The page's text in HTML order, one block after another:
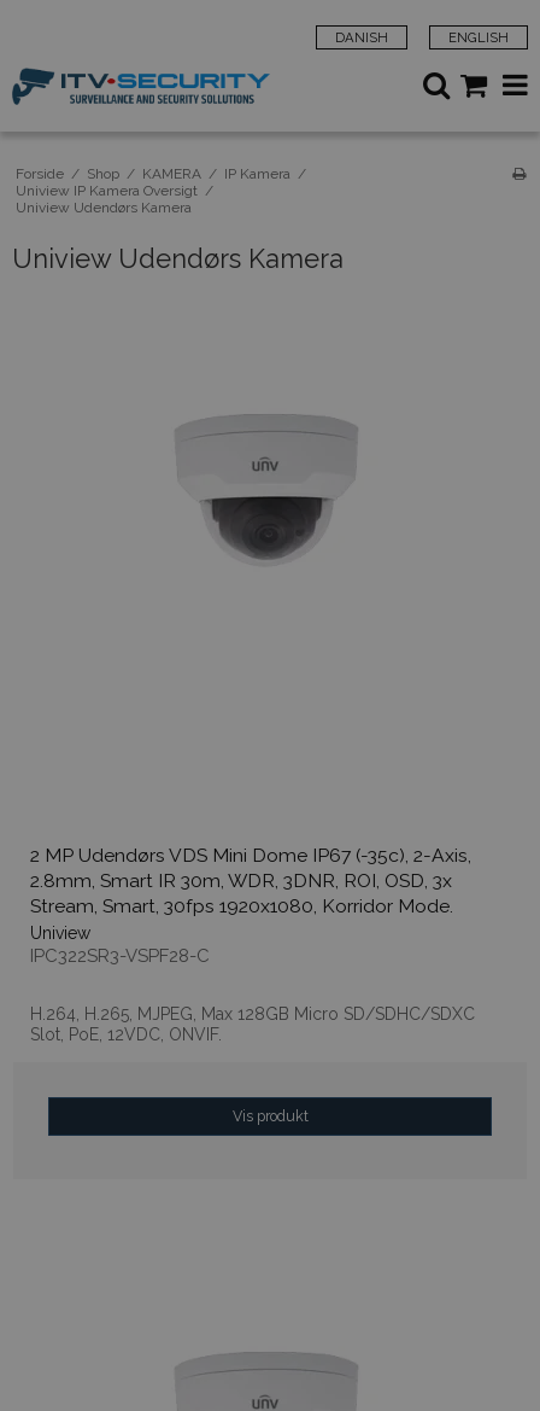
DANISH ENGLISH
Forside / Shop / KAMERA / IP Kamera /
Uniview IP Kamera Oversigt /
Uniview Udendørs Kamera
Uniview Udendørs Kamera
2 MP Udendørs VDS Mini Dome IP67 (-35c), 2-Axis,
2.8mm, Smart IR 30m, WDR, 3DNR, ROI, OSD, 3x
Stream, Smart, 30fps 1920x1080, Korridor Mode.
Uniview
IPC322SR3-VSPF28-C
H.264, H.265, MJPEG, Max 128GB Micro SD/SDHC/SDXC
Slot, PoE, 12VDC, ONVIF.
Vis produkt